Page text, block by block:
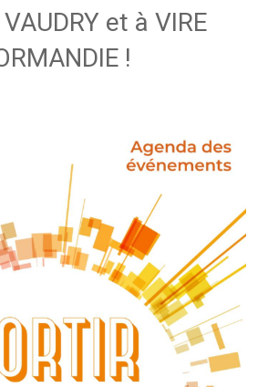
et à VIRE
!